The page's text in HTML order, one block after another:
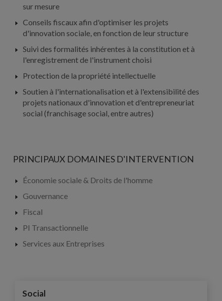
sur mesure
Conseils fiscaux afin d'optimiser les projets
d'innovation sociale, en fonction de leur structure
Suivi des formalités inhérentes à la constitution et à
l'enregistrement de l'instrument choisi
Protection de la propriété intellectuelle
Soutien à l'internationalisation et à l'extensibilité des
projets nationaux d'innovation et d'entrepreneuriat
social (franchisage social, entre autres)
PRINCIPAUX DOMAINES D'INTERVENTION
Économie sociale & Droits de l'homme
Gouvernance
Fiscal
PI Transactionnelle
Services aux Entreprises
Social